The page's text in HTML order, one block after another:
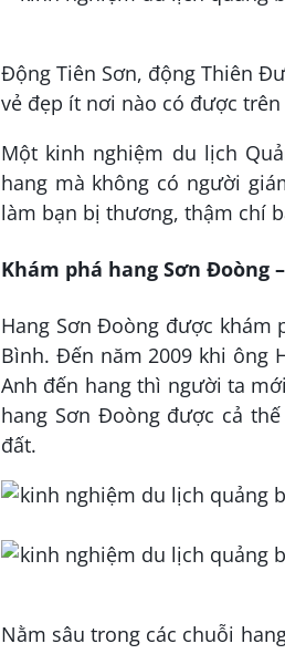
Động Tiên Sơn, động Thiên
vẻ đẹp ít nơi nào có được
Một kinh nghiệm du lịch
hang mà không có người
làm bạn bị thương, thậm chí
Khám phá hang Sơn
Hang Sơn Đoòng được khám
Bình. Đến năm 2009 khi ông
Anh đến hang thì người ta
hang Sơn Đoòng được cả
đất.
Nằm sâu trong các chuỗi